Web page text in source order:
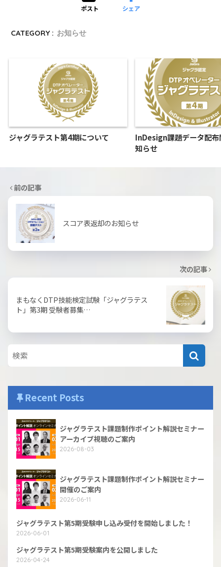
ポスト シェア
CATEGORY : お知らせ
ジャグラテスト第4期について
InDesign課題データ配布
知らせ
前の記事
スコア表返却のお知らせ
次の記事
まもなくDTP技能検定試験「ジャグラテス
ト」第3期 受験者募集…
Recent Posts
ジャグラテスト課題制作ポイント解説セミナー
アーカイブ視聴のご案内
2026-08-03
ジャグラテスト課題制作ポイント解説セミナー
開催のご案内
2026-06-11
ジャグラテスト第5期受験申し込み受付を開始しました！
2026-06-01
ジャグラテスト第5期受験案内を公開しました
2026-04-24